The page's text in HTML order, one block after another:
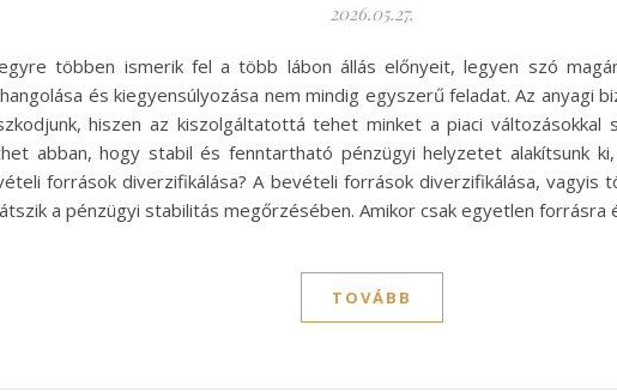
2026.05.27.
többen ismerik fel a több lábon állás előnyeit, legyen szó
és kiegyensúlyozása nem mindig egyszerű feladat. Az
hiszen az kiszolgáltatottá tehet minket a piaci változásokkal
abban, hogy stabil és fenntartható pénzügyi helyzetet alakítsunk
források diverzifikálása? A bevételi források diverzifikálása, vagyis
a pénzügyi stabilitás megőrzésében. Amikor csak egyetlen
TOVÁBB